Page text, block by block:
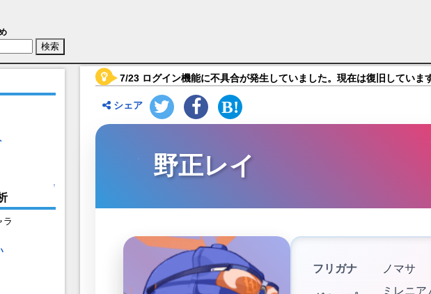
)【ブルーアーカイブ】キャラ紹介
↑
ラ
7/23 ログイン機能に不具合が発生していました。現在は復旧していま
シェア
野正レイ
フリガナ ノマサ
ミレニア